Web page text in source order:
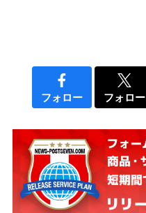
フォロー フォロー